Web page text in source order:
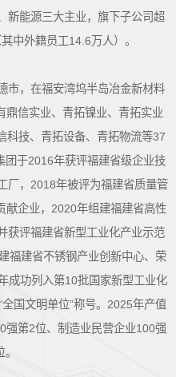
新能源三大主业，旗下子公司超
中外籍员工14.6万人）。
，在福安湾坞半岛冶金新材料
鼎信实业、青拓镍业、青拓实业
科技、青拓设备、青拓物流等37
团于2016年获评福建省级企业技
厂，2018年被评为福建省质量管
献企业，2020年组建福建省高性
获评福建省新型工业化产业示范
福建省不锈钢产业创新中心、荣
成功列入第10批国家新型工业化
国文明单位”称号。2025年产值
强第2位、制造业民营企业100强